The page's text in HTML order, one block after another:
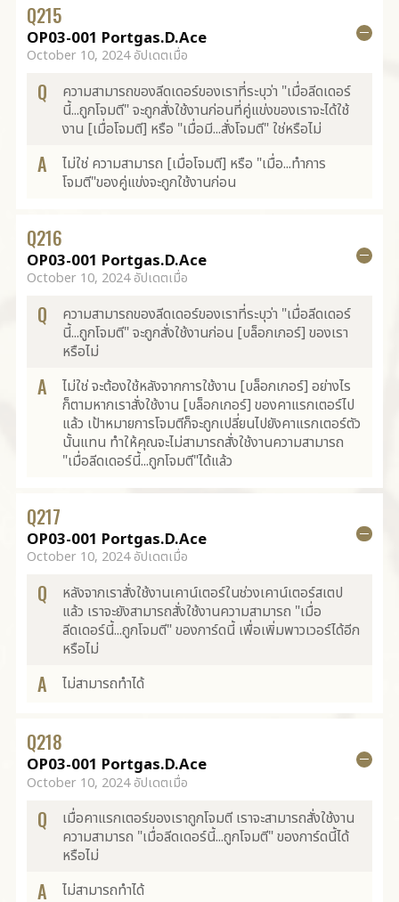
Q215
OP03-001 Portgas.D.Ace
October 10, 2024 อัปเดตเมื่อ
Q
ความสามารถของลีดเดอร์ของเราที่ระบุว่า "เมื่อลีดเดอร์
นี้...ถูกโจมตี" จะถูกสั่งใช้งานก่อนที่คู่แข่งของเราจะได้ใช้
งาน [เมื่อโจมตี] หรือ "เมื่อมี...สั่งโจมตี" ใช่หรือไม่
A
ไม่ใช่ ความสามารถ [เมื่อโจมตี] หรือ "เมื่อ...ทำการ
โจมตี"ของคู่แข่งจะถูกใช้งานก่อน
Q216
OP03-001 Portgas.D.Ace
October 10, 2024 อัปเดตเมื่อ
Q
ความสามารถของลีดเดอร์ของเราที่ระบุว่า "เมื่อลีดเดอร์
นี้...ถูกโจมตี" จะถูกสั่งใช้งานก่อน [บล็อกเกอร์] ของเรา
หรือไม่
A
ไม่ใช่ จะต้องใช้หลังจากการใช้งาน [บล็อกเกอร์] อย่างไร
ก็ตามหากเราสั่งใช้งาน [บล็อกเกอร์] ของคาแรกเตอร์ไป
แล้ว เป้าหมายการโจมตีก็จะถูกเปลี่ยนไปยังคาแรกเตอร์ตัว
นั้นแทน ทำให้คุณจะไม่สามารถสั่งใช้งานความสามารถ
"เมื่อลีดเดอร์นี้...ถูกโจมตี"ได้แล้ว
Q217
OP03-001 Portgas.D.Ace
October 10, 2024 อัปเดตเมื่อ
Q
หลังจากเราสั่งใช้งานเคาน์เตอร์ในช่วงเคาน์เตอร์สเตป
แล้ว เราจะยังสามารถสั่งใช้งานความสามารถ "เมื่อ
ลีดเดอร์นี้...ถูกโจมตี" ของการ์ดนี้ เพื่อเพิ่มพาวเวอร์ได้อีก
หรือไม่
A ไม่สามารถทำได้
Q218
OP03-001 Portgas.D.Ace
October 10, 2024 อัปเดตเมื่อ
Q
เมื่อคาแรกเตอร์ของเราถูกโจมตี เราจะสามารถสั่งใช้งาน
ความสามารถ "เมื่อลีดเดอร์นี้...ถูกโจมตี" ของการ์ดนี้ได้
หรือไม่
A ไม่สามารถทำได้